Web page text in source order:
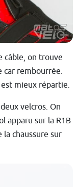
câble, on trouve
car rembourrée.
mieux répartie.
velcros. On
apparu sur la R1B
chaussure sur